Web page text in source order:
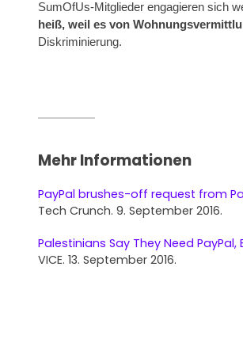
SumOfUs-Mitglieder engagieren sich
heiß, weil es von
Diskriminierung.
Mehr Informationen
PayPal brushes-off request from
Tech Crunch. 9. September 2016.
Palestinians Say They Need
VICE. 13. September 2016.